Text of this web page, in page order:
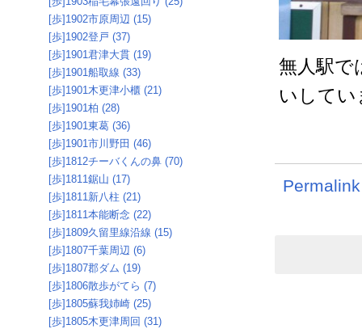
無人駅で
いして
Permalink
[歩]1902市原周辺 (15)
[歩]1902登戸 (37)
[歩]1901君津大貫 (19)
[歩]1901船取線 (33)
[歩]1901木更津小櫃 (21)
[歩]1901柏 (28)
[歩]1901東葛 (36)
[歩]1901市川野田 (46)
[歩]1812チーバくんの鼻 (70)
[歩]1811鋸山 (17)
[歩]1811新八柱 (21)
[歩]1811本能断念 (22)
[歩]1809久留里線沿線 (15)
[歩]1807千葉周辺 (6)
[歩]1807郡ダム (19)
[歩]1806散歩がてら (7)
[歩]1805蘇我姉崎 (25)
[歩]1805木更津周回 (31)